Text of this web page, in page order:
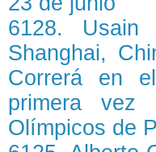
6128. Usain
Shanghai,
Correrá en
primera vez
Olímpicos de